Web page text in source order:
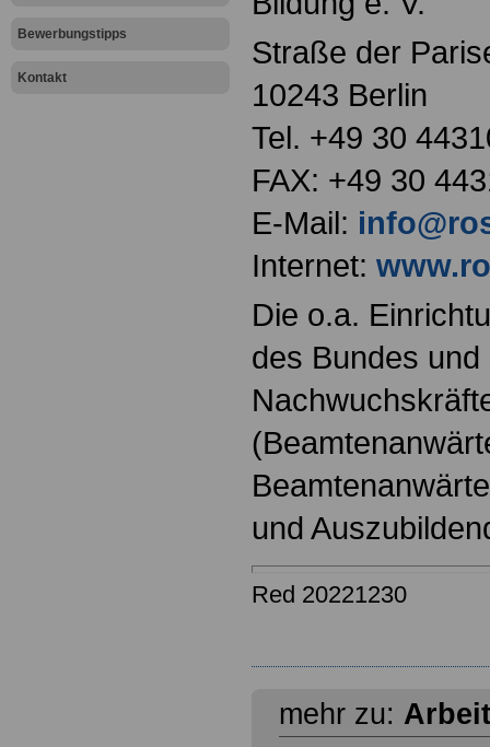
Bewerbungstipps
Kontakt
Straße der
10243 Berlin
Tel. +49 30
FAX: +49 30
E-Mail:
Internet:
Die o.a.
des Bundes und
und
Red 20221230
mehr zu: